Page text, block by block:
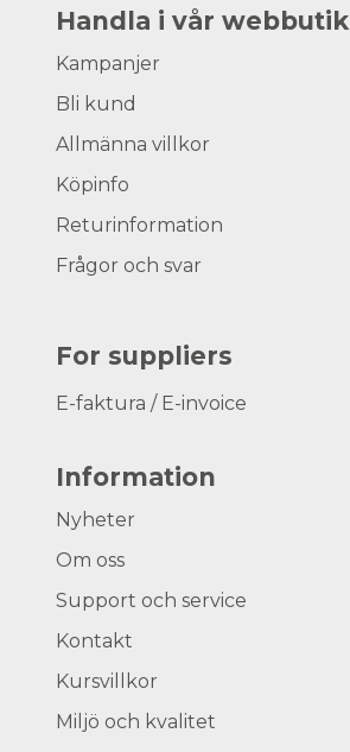
Handla i vår webbutik
Kampanjer
Bli kund
Allmänna villkor
Köpinfo
Returinformation
Frågor och svar
For suppliers
E-faktura / E-invoice
Information
Nyheter
Om oss
Support och service
Kontakt
Kursvillkor
Miljö och kvalitet